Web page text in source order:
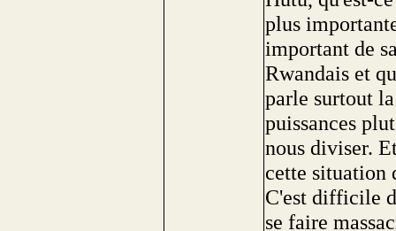
plus
important de
Rwandais et
parle surtout
puissances
nous diviser.
cette situation
C'est difficile
se faire